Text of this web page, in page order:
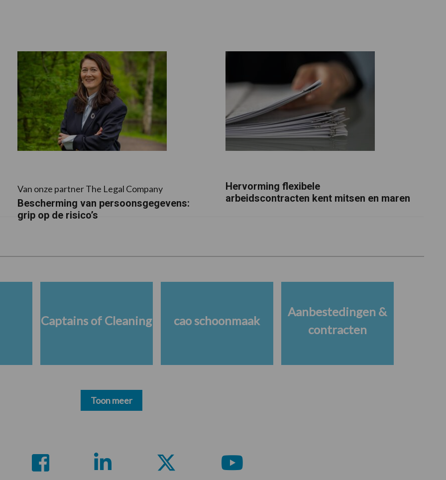
Van onze partner The Legal Company
Bescherming van persoonsgegevens:
grip op de risico’s
Hervorming flexibele
arbeidscontracten kent mitsen en maren
Captains of Cleaning cao schoonmaak
Aanbestedingen &
contracten
Toon meer